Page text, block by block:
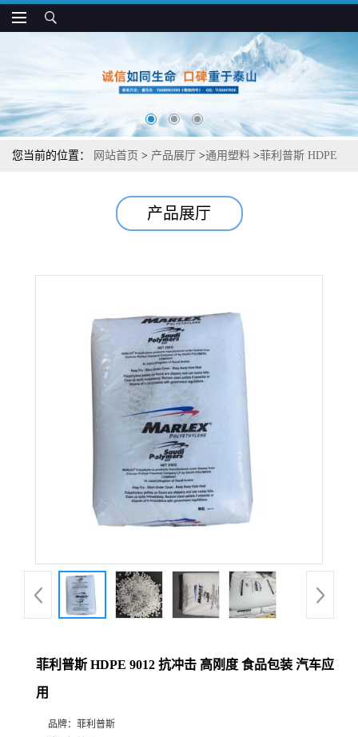
您当前的位置： 网站首页 > 产品展厅 >通用塑料 >菲利普斯 HDPE
产品展厅
菲利普斯 HDPE 9012 抗冲击 高刚度 食品包装 汽车应
用
品牌： 菲利普斯